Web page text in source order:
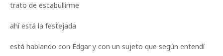
trato de escabullirme
ahí está la festejada
está hablando con Edgar y con un sujeto que según entendí